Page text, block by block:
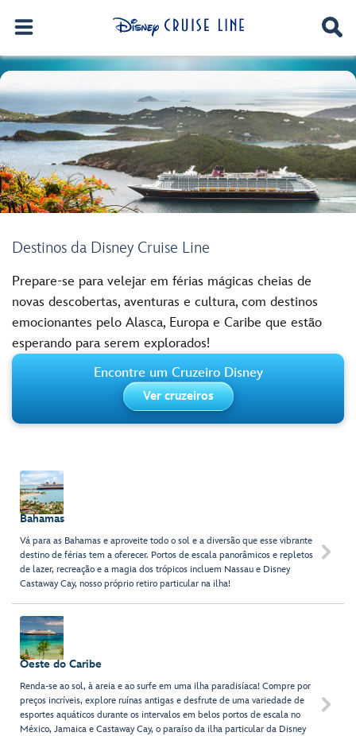
Destinos da Disney Cruise Line
Prepare-se para velejar em férias mágicas cheias de
novas descobertas, aventuras e cultura, com destinos
emocionantes pelo Alasca, Europa e Caribe que estão
esperando para serem explorados!
Encontre um Cruzeiro Disney
Ver cruzeiros
Bahamas
Vá para as Bahamas e aproveite todo o sol e a diversão que esse vibrante
destino de férias tem a oferecer. Portos de escala panorâmicos e repletos
de lazer, recreação e a magia dos trópicos incluem Nassau e Disney
Castaway Cay, nosso próprio retiro particular na ilha!

Oeste do Caribe
Renda-se ao sol, à areia e ao surfe em uma ilha paradisíaca! Compre por
preços incríveis, explore ruínas antigas e desfrute de uma variedade de
esportes aquáticos durante os intervalos em belos portos de escala no
México, Jamaica e Castaway Cay, o paraíso da ilha particular da Disney
